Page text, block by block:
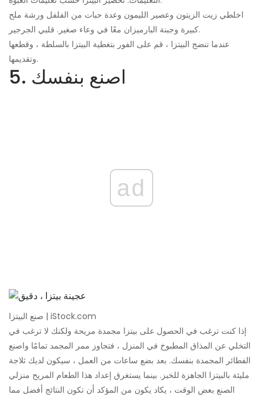
اخلطي زيت الزيتون وعصير الليمون وعدة حبات من الفلفل ورشة ملح
كبيرة وجبنة البارميزان معًا في وعاء صغير. قلبي الجرجير.
عندما تنضج البيتزا ، قم على الفور بتغطية البيتزا بالسلطة ، وقطعها
وتقديمها.
5. اصنع بنفسك
ad
صنع البيتزا | iStock.com
إذا كنت ترغب في الحصول على بيتزا مجمدة مريحة ولكنك لا ترغب في
التخلي عن المذاق المطبوخ في المنزل ، فتجاوز ممر المجمد تمامًا واصنع
الفطائر المجمدة بنفسك. بعد بضع ساعات من العمل ، سيكون لديك ثلاجة
مليئة بالبيتزا الجاهزة للخبز. بينما يستغرق إعداد هذا الطعام المريح منزلي
الصنع بعض الوقت ، يكاد يكون من المؤكد أن تكون النتائج أفضل مما